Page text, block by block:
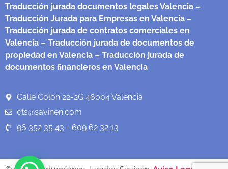
Traducción jurada documentos legales Valencia –
Traducción Jurada para Empresas en Valencia –
Traducción jurada de contratos comerciales en
Valencia – Traducción jurada de documentos de
propiedad en Valencia – Traducción jurada de
documentos financieros en Valencia
Calle Colon 22-2G 46004 Valencia
cts@savinen.com
96 352 35 43 - 609 62 32 13